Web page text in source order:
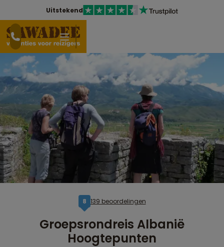
Uitstekend
8 139 beoordelingen
Groepsrondreis Albanië
Hoogtepunten